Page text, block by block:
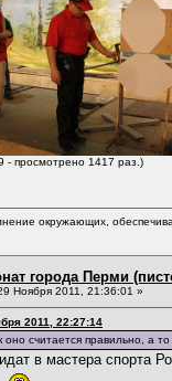
- просмотрено 1417 раз.)
окружающих,
города Перми
Ноября 2011, 21:36:01 »
2011, 22:27:14
оно считается правильно, а
в мастера спорта